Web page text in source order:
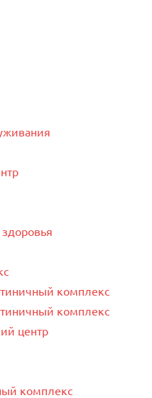
комплекс
комплекс
центр
комплекс